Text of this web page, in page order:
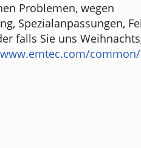
Problemen, wegen
Spezialanpassungen,
falls Sie uns